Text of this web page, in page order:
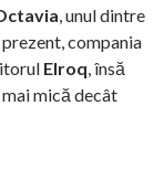
, unul dintre
compania
Elroq, însă
mică decât